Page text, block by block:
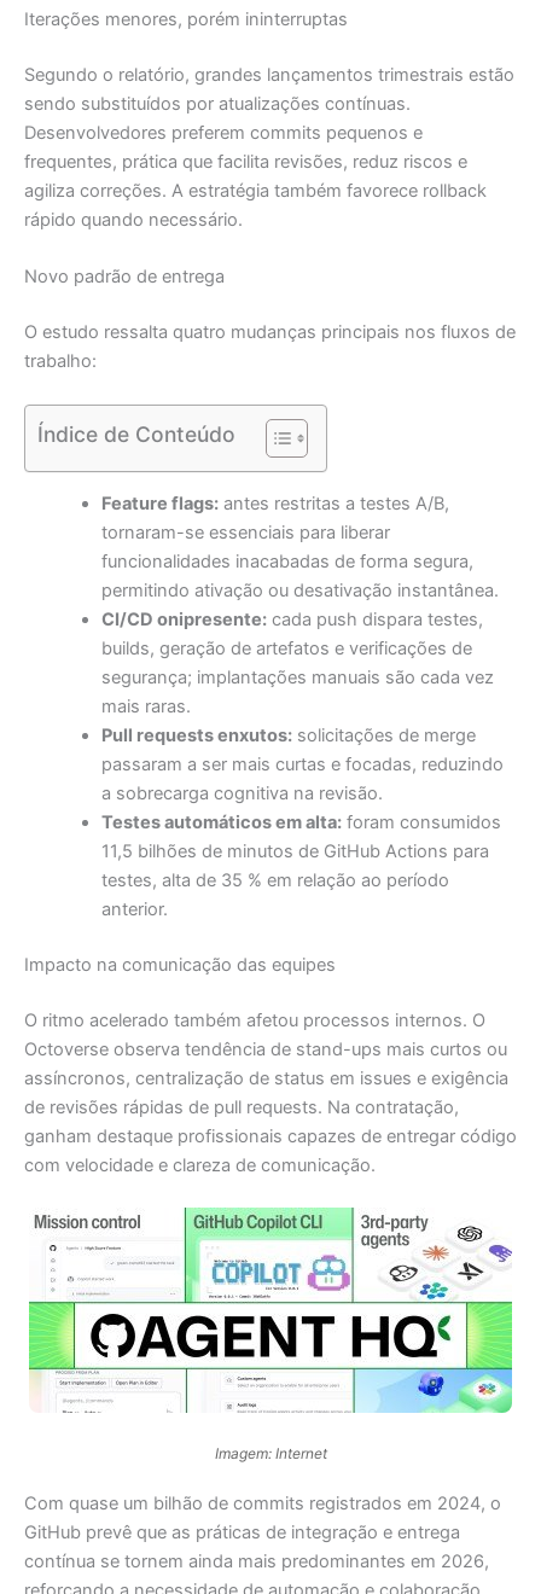
Iterações menores, porém ininterruptas
Segundo o relatório, grandes lançamentos trimestrais estão
sendo substituídos por atualizações contínuas.
Desenvolvedores preferem commits pequenos e
frequentes, prática que facilita revisões, reduz riscos e
agiliza correções. A estratégia também favorece rollback
rápido quando necessário.
Novo padrão de entrega
O estudo ressalta quatro mudanças principais nos fluxos de
trabalho:
Índice de Conteúdo
Feature flags:antes restritas a testes A/B,
tornaram-se essenciais para liberar
funcionalidades inacabadas de forma segura,
permitindo ativação ou desativação instantânea.
CI/CD onipresente:cada push dispara testes,
builds, geração de artefatos e verificações de
segurança; implantações manuais são cada vez
mais raras.
Pull requests enxutos:solicitações de merge
passaram a ser mais curtas e focadas, reduzindo
a sobrecarga cognitiva na revisão.
Testes automáticos em alta:foram consumidos
11,5 bilhões de minutos de GitHub Actions para
testes, alta de 35 % em relação ao período
anterior.
Impacto na comunicação das equipes
O ritmo acelerado também afetou processos internos. O
Octoverse observa tendência de stand-ups mais curtos ou
assíncronos, centralização de status em issues e exigência
de revisões rápidas de pull requests. Na contratação,
ganham destaque profissionais capazes de entregar código
com velocidade e clareza de comunicação.
Imagem: Internet
Com quase um bilhão de commits registrados em 2024, o
GitHub prevê que as práticas de integração e entrega
contínua se tornem ainda mais predominantes em 2026,